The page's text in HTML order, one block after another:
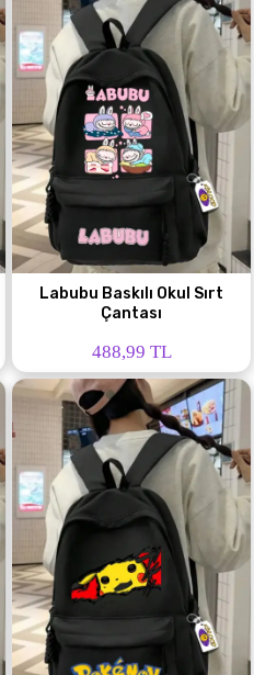
Labubu Baskılı Okul Sırt
Çantası
488,99 TL